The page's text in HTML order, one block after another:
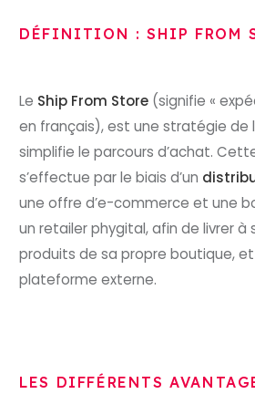
DÉFINITION : SHIP FROM
Le Ship From Store (signifie «
en français), est une stratégie de
simplifie le parcours d’achat.
s’effectue par le biais d’un
une offre d’e-commerce et une
un retailer phygital, afin de livrer à
produits de sa propre boutique, et
plateforme externe.
LES DIFFÉRENTS